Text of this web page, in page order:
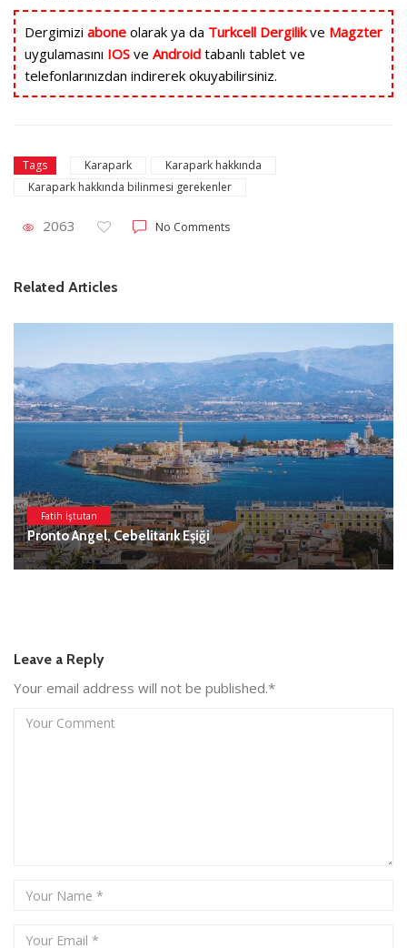
Dergimizi abone olarak ya da Turkcell Dergilikve Magzter
uygulamasını IOS ve Android tabanlı tablet ve
telefonlarınızdan indirerek okuyabilirsiniz.
Tags Karapark
Karapark hakkında
Karapark hakkında bilinmesi gerekenler
2063 No Comments
Related Articles
Fatih İştutan
Pronto Angel, Cebelitarık Eşiği
Leave a Reply
Your email address will not be published.*